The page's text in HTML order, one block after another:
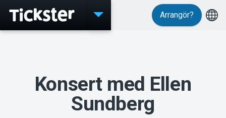
Arrangör?
Konsert med Ellen
Sundberg